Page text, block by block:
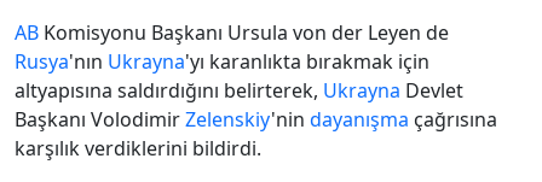
AB Komisyonu Başkanı Ursula von der Leyen de
Rusya'nın Ukrayna'yı karanlıkta bırakmak için
altyapısına saldırdığını belirterek, Ukrayna Devlet
Başkanı VolodimirZelenskiy'nin dayanışma çağrısına
karşılık verdiklerini bildirdi.